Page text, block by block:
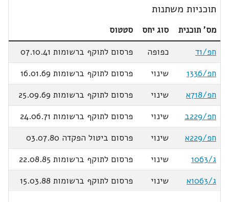
תוכניות משתנות
מס' תוכנית סוג יחס
סטטוס
חפ/1ד
כפופה
פרסום לתוקף ברשומות 07.10.41
חפ/1336
שינוי
פרסום לתוקף ברשומות 16.01.69
חפ/718א
שינוי
פרסום לתוקף ברשומות 25.09.69
חפ/229ב
שינוי
פרסום לתוקף ברשומות 24.06.71
חפ/229א
שינוי
פרסום ביטול הפקדה 03.07.80
ג/1063
שינוי
פרסום לתוקף ברשומות 22.08.85
ג/1063א
שינוי פרסום לתוקף ברשומות 15.03.88